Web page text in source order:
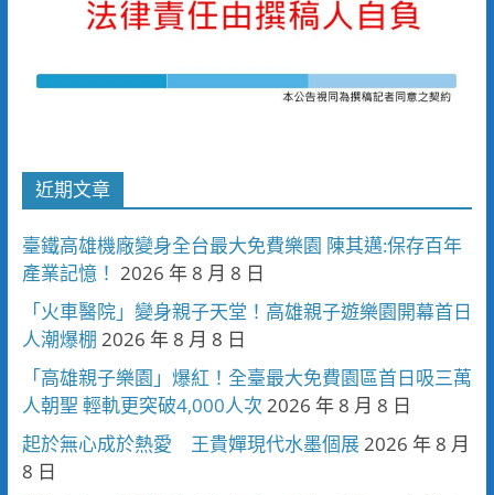
近期文章
臺鐵高雄機廠變身全台最大免費樂園 陳其邁:保存百年
產業記憶！ 2026 年 8 月 8 日
「火車醫院」變身親子天堂！高雄親子遊樂園開幕首日
人潮爆棚 2026 年 8 月 8 日
「高雄親子樂園」爆紅！全臺最大免費園區首日吸三萬
人朝聖 輕軌更突破4,000人次 2026 年 8 月 8 日
起於無心成於熱愛 王貴嬋現代水墨個展2026 年 8 月
8 日